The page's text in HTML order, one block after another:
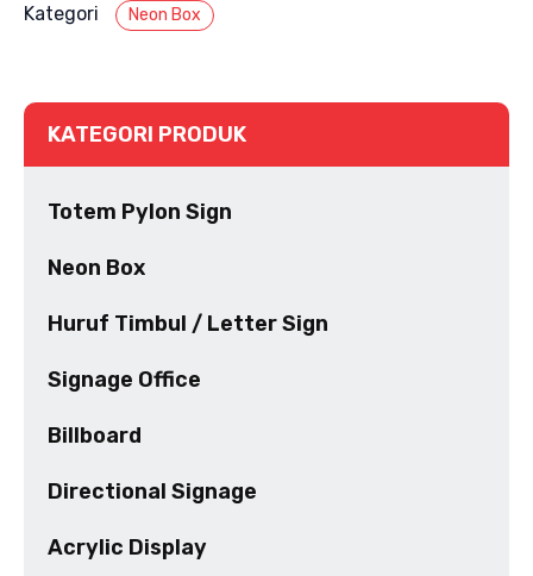
Kategori Neon Box
KATEGORI PRODUK
Totem Pylon Sign
Neon Box
Huruf Timbul / Letter Sign
Signage Office
Billboard
Directional Signage
Acrylic Display